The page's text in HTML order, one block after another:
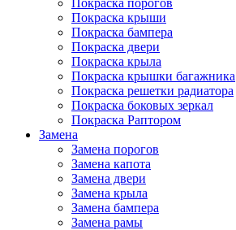
Покраска порогов
Покраска крыши
Покраска бампера
Покраска двери
Покраска крыла
Покраска крышки багажника
Покраска решетки радиатора
Покраска боковых зеркал
Покраска Раптором
Замена
Замена порогов
Замена капота
Замена двери
Замена крыла
Замена бампера
Замена рамы